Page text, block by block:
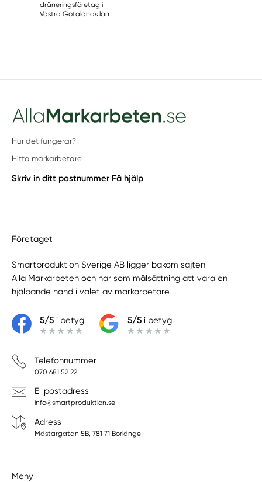
dräneringsföretag i
Västra Götalands län
Hur det fungerar?
Hitta markarbetare
Skriv in ditt postnummer Få hjälp
Företaget
Smartproduktion Sverige AB ligger bakom sajten
Alla Markarbeten och har som målsättning att vara en
hjälpande hand i valet av markarbetare.
5/5i betyg 5/5i betyg
Telefonnummer
070 681 52 22
E-postadress
info@smartproduktion.se
Adress
Mästargatan 5B, 781 71 Borlänge
Meny